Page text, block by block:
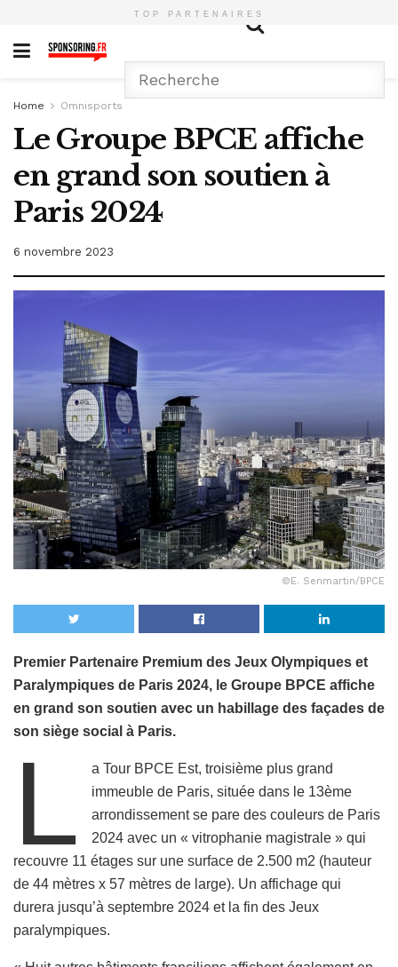
TOP PARTENAIRES
Home Omnisports
Le Groupe BPCE affiche
en grand son soutien à
Paris 2024
6 novembre 2023
©E. Senmartin/BPCE
Premier Partenaire Premium des Jeux Olympiques et
Paralympiques de Paris 2024, le Groupe BPCE affiche
en grand son soutien avec un habillage des façades de
son siège social à Paris.
L
a Tour BPCE Est, troisième plus grand
immeuble de Paris, située dans le 13ème
arrondissement se pare des couleurs de Paris
2024 avec un « vitrophanie magistrale » qui
recouvre 11 étages sur une surface de 2.500 m2 (hauteur
de 44 mètres x 57 mètres de large). Un affichage qui
durera jusqu’à septembre 2024 et la fin des Jeux
paralympiques.